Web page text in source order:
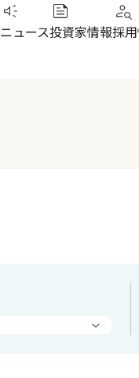
ニュース投資家情報採